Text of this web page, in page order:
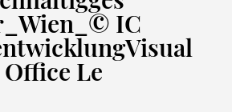
IC
Le